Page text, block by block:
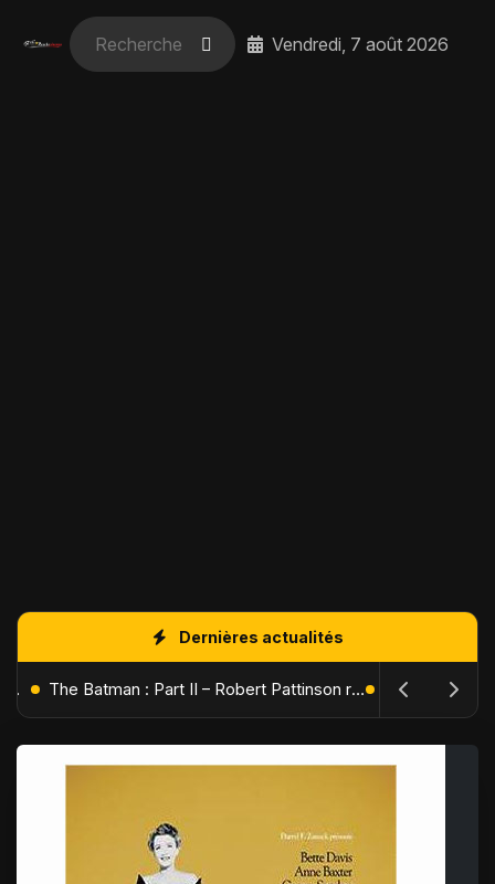
Vendredi, 7 août 2026
Dernières actualités
L'Âge de Glace : Le Réveil du Volcan – Manny, Sid et Diego de retour pour une aventure explosive The Batman : Part II – Robert Pattinson replonge dans les ténèbres de Gotham dès octobre 2027